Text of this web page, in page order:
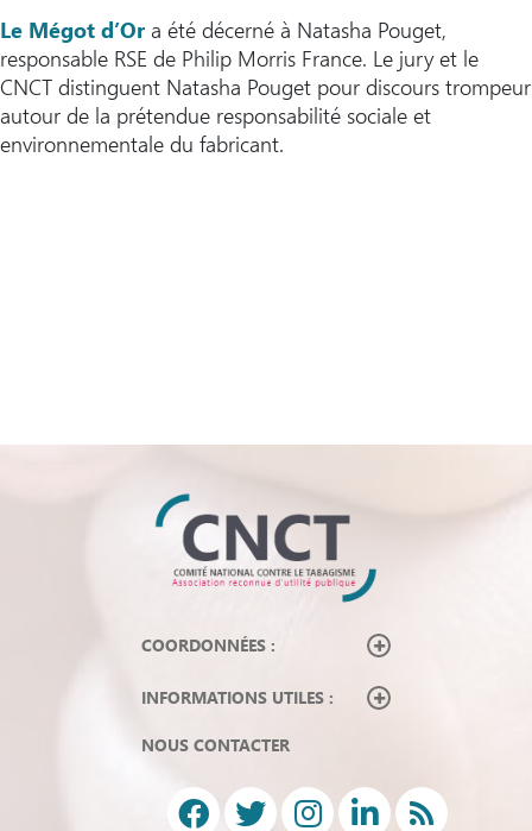
Le Mégot d’Or a été décerné à Natasha Pouget,
responsable RSE de Philip Morris France. Le jury et le
CNCT distinguent Natasha Pouget pour discours trompeur
autour de la prétendue responsabilité sociale et
environnementale du fabricant.
COORDONNÉES :
INFORMATIONS UTILES :
NOUS CONTACTER